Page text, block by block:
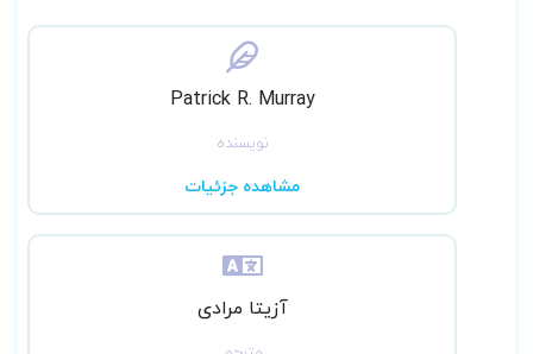
Patrick R. Murray
نویسنده
مشاهده جزئیات
آزیتا مرادی